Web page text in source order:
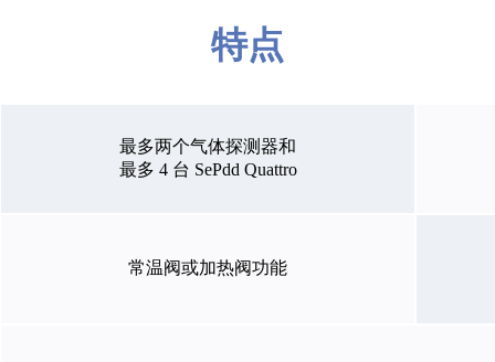
特点
最多两个气体探测器和
最多 4 台 SePdd Quattro
常温阀或加热阀功能